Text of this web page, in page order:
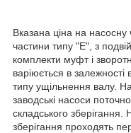
Вказана ціна на насосну
частини типу "Е", з
комплекти муфт і
варіюється в залежності
типу ущільнення валу.
заводські насоси
складського
зберігання проходять